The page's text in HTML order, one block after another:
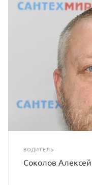
ВОДИТЕЛЬ
Соколов Алексей